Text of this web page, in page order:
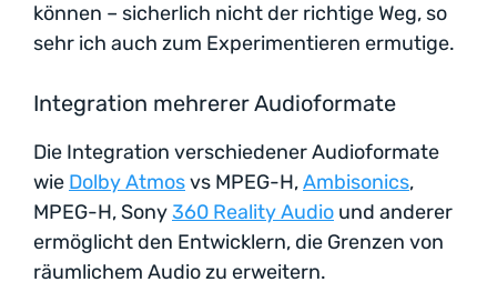
können – sicherlich nicht der richtige Weg, so
sehr ich auch zum Experimentieren ermutige.
Integration mehrerer Audioformate
Die Integration verschiedener Audioformate
wie Dolby Atmosvs MPEG-H,Ambisonics,
MPEG-H, Sony360 Reality Audio und anderer
ermöglicht den Entwicklern, die Grenzen von
räumlichem Audio zu erweitern.